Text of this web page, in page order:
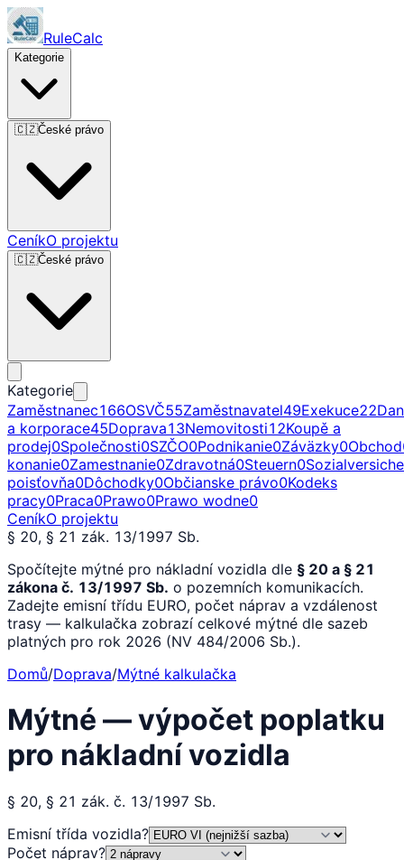
RuleCalc
Kategorie
🇨🇿České právo
CeníkO projektu
🇨🇿České právo
Kategorie
Zaměstnanec166OSVČ55Zaměstnavatel49Exekuce22
a korporace45Doprava13Nemovitosti12Koupě a
prodej0Společnosti0SZČO0Podnikanie0Záväzky0Obchod
konanie0Zamestnanie0Zdravotná0Steuern0
poisťovňa0Dôchodky0Občianske právo0Kodeks
pracy0Praca0Prawo0Prawo wodne0
CeníkO projektu
§ 20, § 21 zák. 13/1997 Sb.
Spočítejte mýtné pro nákladní vozidla dle § 20 a § 21
zákona č. 13/1997 Sb. o pozemních komunikacích.
Zadejte emisní třídu EURO, počet náprav a vzdálenost
trasy — kalkulačka zobrazí celkové mýtné dle sazeb
platných pro rok 2026 (NV 484/2006 Sb.).
Domů/Doprava/Mýtné kalkulačka
Mýtné — výpočet poplatku
pro nákladní vozidla
§ 20, § 21 zák. č. 13/1997 Sb.
Emisní třída vozidla?
Počet náprav?